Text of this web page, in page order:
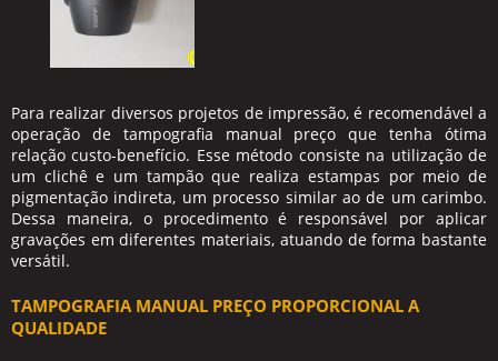
Para realizar diversos projetos de impressão, é recomendável a
operação de tampografia manual preço que tenha ótima
relação custo-benefício. Esse método consiste na utilização de
um clichê e um tampão que realiza estampas por meio de
pigmentação indireta, um processo similar ao de um carimbo.
Dessa maneira, o procedimento é responsável por aplicar
gravações em diferentes materiais, atuando de forma bastante
versátil.
TAMPOGRAFIA MANUAL PREÇO PROPORCIONAL A
QUALIDADE